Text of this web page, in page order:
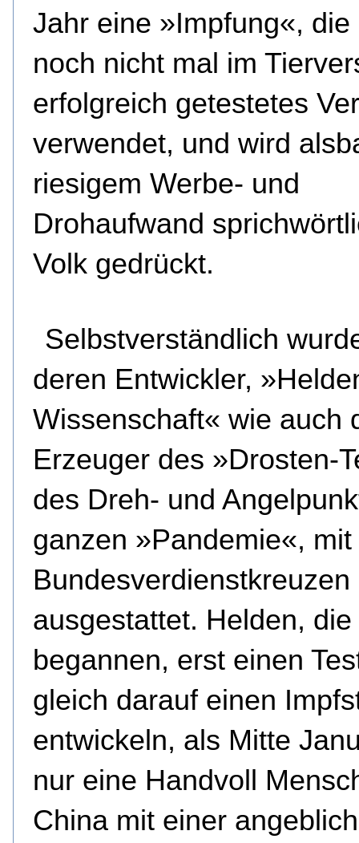
Jahr eine »Impfung«, die
noch nicht mal im
erfolgreich getestetes
verwendet, und wird
riesigem Werbe- und
Drohaufwand
Volk gedrückt.
Selbstverständlich
deren Entwickler,
Wissenschaft« wie auch
Erzeuger des »Drosten-
des Dreh- und
ganzen »Pandemie«, mit
Bundesverdienstkreuzen
ausgestattet. Helden,
begannen, erst einen
gleich darauf einen
entwickeln, als Mitte
nur eine Handvoll
China mit einer angeblich